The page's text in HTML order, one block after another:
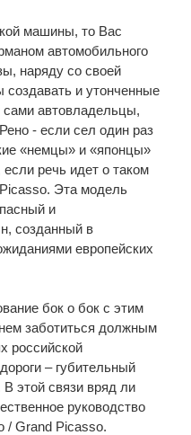
машины, то Вас
автомобильного
наряду со своей
создавать и утонченные
автовладельцы,
- если сел один раз
«немцы» и «японцы»
речь идет о таком
Эта модель
и
созданный в
европейских
бок о бок с этим
заботиться должным
российской
– губительный
этой связи вряд ли
руководство
/ Grand Picasso.